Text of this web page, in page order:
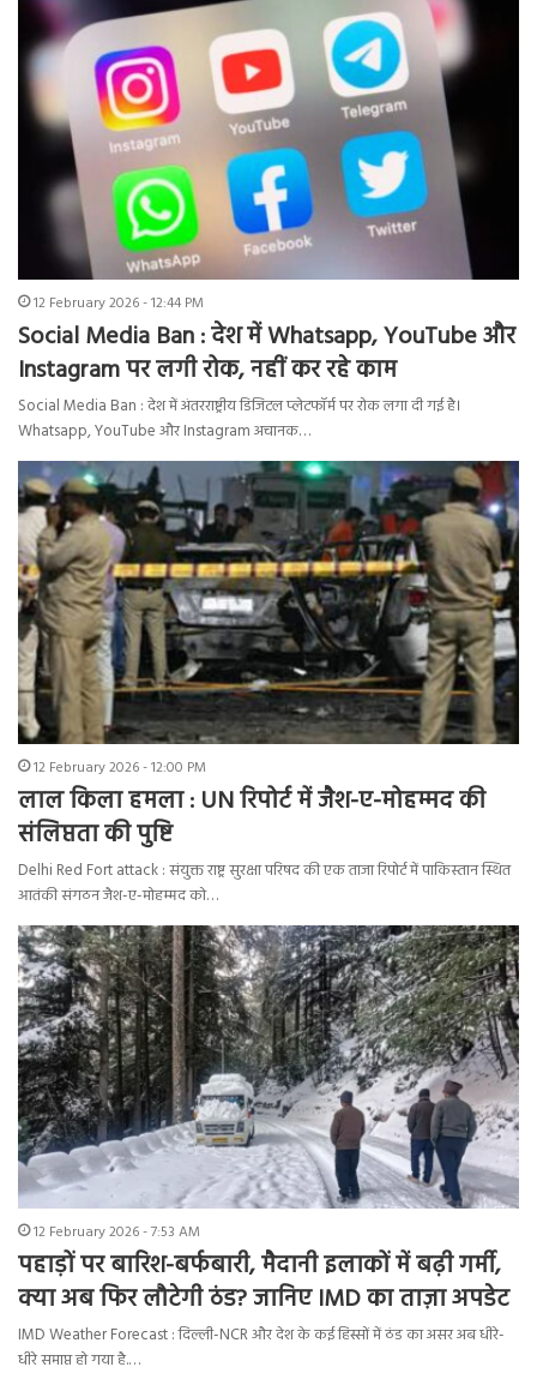
12 February 2026 - 12:44 PM
Social Media Ban : देश में Whatsapp, YouTube और
Instagram पर लगी रोक, नहीं कर रहे काम
Social Media Ban : देश में अंतरराष्ट्रीय डिजिटल प्लेटफॉर्म पर रोक लगा दी गई है।
Whatsapp, YouTube और Instagram अचानक…
12 February 2026 - 12:00 PM
लाल किला हमला : UN रिपोर्ट में जैश-ए-मोहम्मद की
संलिप्तता की पुष्टि
Delhi Red Fort attack : संयुक्त राष्ट्र सुरक्षा परिषद की एक ताजा रिपोर्ट में पाकिस्तान स्थित
आतंकी संगठन जैश-ए-मोहम्मद को…
12 February 2026 - 7:53 AM
पहाड़ों पर बारिश-बर्फबारी, मैदानी इलाकों में बढ़ी गर्मी,
क्या अब फिर लौटेगी ठंड? जानिए IMD का ताज़ा अपडेट
IMD Weather Forecast : दिल्ली-NCR और देश के कई हिस्सों में ठंड का असर अब धीरे-
धीरे समाप्त हो गया है.…